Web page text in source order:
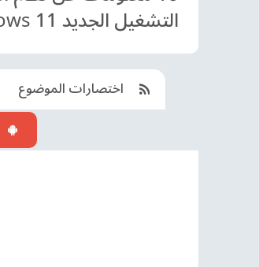
التشغيل الجديد Windows 11
اختصارات الموضوع